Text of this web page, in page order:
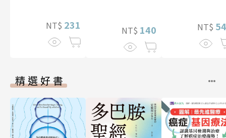
NT$ 231
NT$ 140 NT$
精選好書